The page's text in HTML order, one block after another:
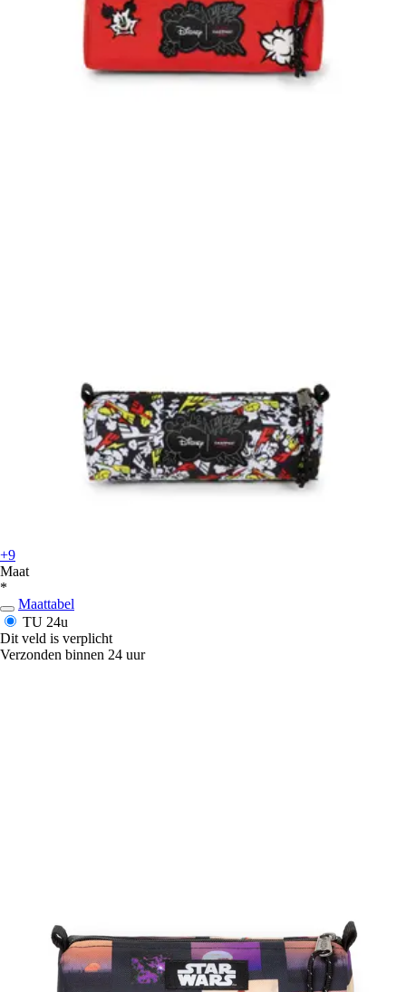
+9
Maat
*
Maattabel
TU 24u
Dit veld is verplicht
Verzonden binnen 24 uur